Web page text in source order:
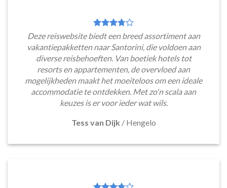
Deze reiswebsite biedt een breed assortiment aan
vakantiepakketten naar Santorini, die voldoen aan
diverse reisbehoeften. Van boetiek hotels tot
resorts en appartementen, de overvloed aan
mogelijkheden maakt het moeiteloos om een ideale
accommodatie te ontdekken. Met zo'n scala aan
keuzes is er voor ieder wat wils.
Tess van Dijk / Hengelo